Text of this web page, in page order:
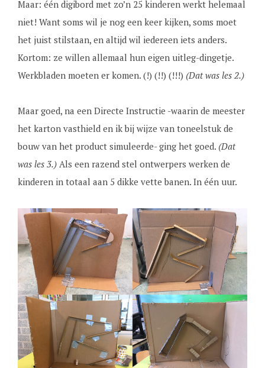
Maar: één digibord met zo’n 25 kinderen werkt helemaal
niet! Want soms wil je nog een keer kijken, soms moet
het juist stilstaan, en altijd wil iedereen iets anders.
Kortom: ze willen allemaal hun eigen uitleg-dingetje.
Werkbladen moeten er komen. (!) (!!) (!!!) (Dat was les 2.)
Maar goed, na een Directe Instructie -waarin de meester
het karton vasthield en ik bij wijze van toneelstuk de
bouw van het product simuleerde- ging het goed. (Dat
was les 3.)Als een razend stel ontwerpers werken de
kinderen in totaal aan 5 dikke vette banen. In één uur.